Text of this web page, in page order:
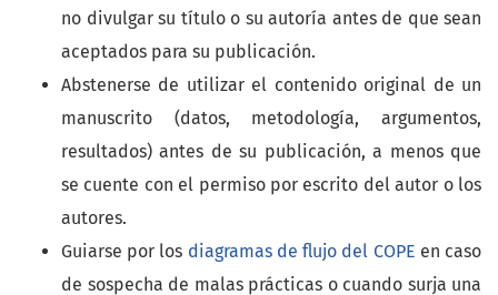
no divulgar su título o su autoría antes de que sean
aceptados para su publicación.
Abstenerse de utilizar el contenido original de un
manuscrito (datos, metodología, argumentos,
resultados) antes de su publicación, a menos que
se cuente con el permiso por escrito del autor o los
autores.
Guiarse por los diagramas de flujo del COPE en caso
de sospecha de malas prácticas o cuando surja una